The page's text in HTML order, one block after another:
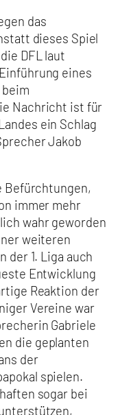
das
dieses Spiel
DFL laut
eines
beim
Nachricht ist für
ein Schlag
Jakob
Befürchtungen,
immer mehr
wahr geworden
weiteren
der 1. Liga auch
Entwicklung
Reaktion der
Vereine war
Gabriele
die geplanten
der
spielen.
sogar bei